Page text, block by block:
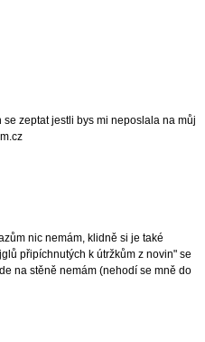
zeptat jestli bys mi neposlala na můj
nic nemám, klidně si je také
připíchnutých k útržkům z novin" se
na stěně nemám (nehodí se mně do